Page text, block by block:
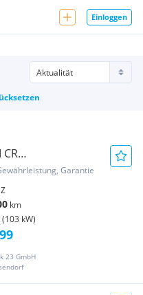
Einloggen
Garantie
km
(103 kW)
23 GmbH